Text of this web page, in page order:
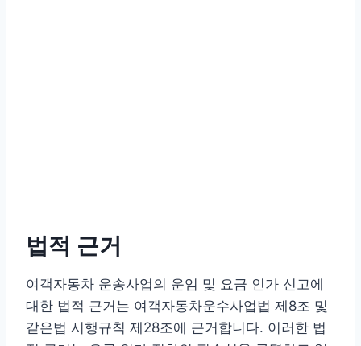
법적 근거
여객자동차 운송사업의 운임 및 요금 인가 신고에
대한 법적 근거는 여객자동차운수사업법 제8조 및
같은법 시행규칙 제28조에 근거합니다. 이러한 법